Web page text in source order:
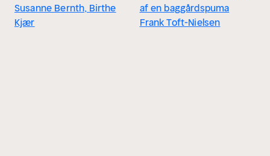
Susanne Bernth, Birthe
Kjær
af en baggårdspuma
Frank Toft-Nielsen